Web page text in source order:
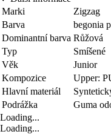
Marki
Zigzag
Barva
begonia
Dominantní barva Růžová
Typ
Smíšené
Věk
Junior
Kompozice
Upper:
Hlavní materiál
Podrážka
Guma
Loading...
Loading...